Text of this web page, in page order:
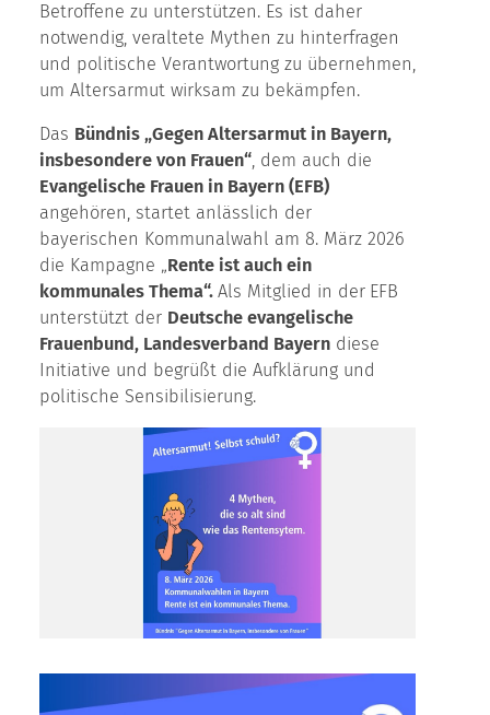
Betroffene zu unterstützen. Es ist daher
notwendig, veraltete Mythen zu hinterfragen
und politische Verantwortung zu übernehmen,
um Altersarmut wirksam zu bekämpfen.
Das Bündnis „Gegen Altersarmut in Bayern,
insbesondere von Frauen“, dem auch die
Evangelische Frauen in Bayern (EFB)
angehören, startet anlässlich der
bayerischen Kommunalwahl am 8. März 2026
die Kampagne „Rente ist auch ein
kommunales Thema“. Als Mitglied in der EFB
unterstützt der Deutsche evangelische
Frauenbund, Landesverband Bayern diese
Initiative und begrüßt die Aufklärung und
politische Sensibilisierung.